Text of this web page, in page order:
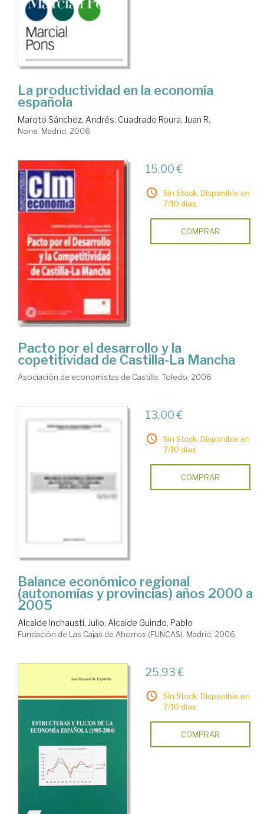
La productividad en la economía
española
Maroto Sánchez, Andrés; Cuadrado Roura, Juan R.
None. Madrid, 2006
15,00 €
Sin Stock. Disponible en
7/10 días.
COMPRAR
Pacto por el desarrollo y la
copetitividad de Castilla-La Mancha
Asociación de economistas de Castilla. Toledo, 2006
13,00 €
Sin Stock. Disponible en
7/10 días.
COMPRAR
Balance económico regional
(autonomías y provincias) años 2000 a
2005
Alcaide Inchausti, Julio; Alcaide Guindo, Pablo
Fundación de Las Cajas de Ahorros (FUNCAS). Madrid, 2006
25,93 €
Sin Stock. Disponible en
7/10 días.
COMPRAR